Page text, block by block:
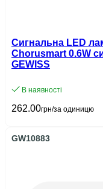
Сигнальна LED
Chorusmart 0.6W
GEWISS
В наявності
262.00грн/за одиницю
GW10883